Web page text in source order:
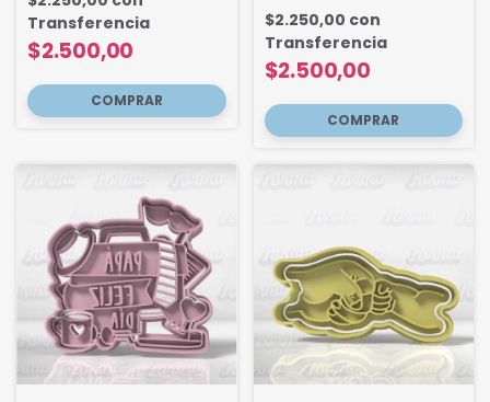
$2.500,00
Transferencia
$2.500,00
$2.250,00 con
Transferencia